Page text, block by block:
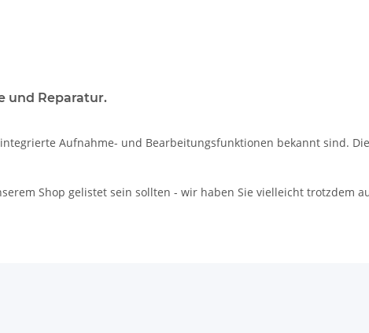
und Reparatur.
Aufnahme- und Bearbeitungsfunktionen bekannt sind.
Shop gelistet sein sollten - wir haben Sie vielleicht trotzdem